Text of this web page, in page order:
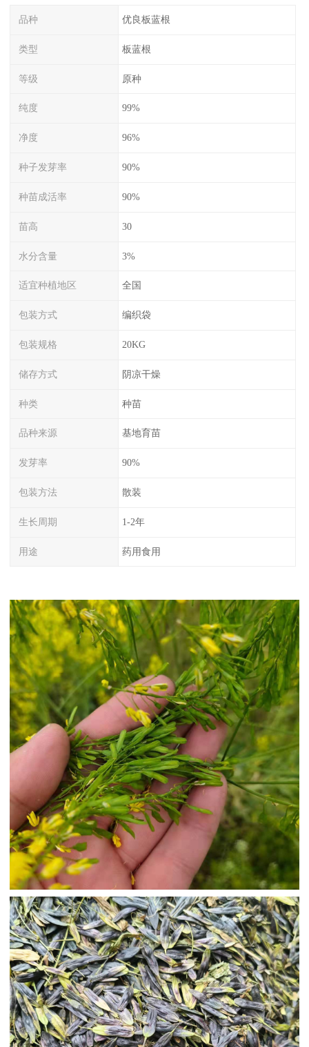
品种 优良板蓝根
类型 板蓝根
等级 原种
纯度 99%
净度 96%
种子发芽率 90%
种苗成活率 90%
苗高 30
水分含量 3%
适宜种植地区 全国
包装方式 编织袋
包装规格 20KG
储存方式 阴凉干燥
种类 种苗
品种来源 基地育苗
发芽率 90%
包装方法 散装
生长周期 1-2年
用途 药用食用